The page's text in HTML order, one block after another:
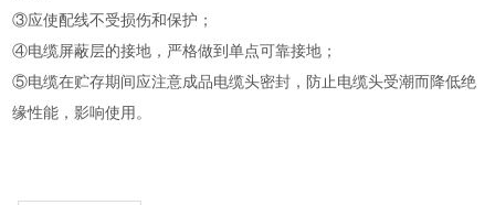
③应使配线不受损伤和保护；
④电缆屏蔽层的接地，严格做到单点可靠接地；
⑤电缆在贮存期间应注意成品电缆头密封，防止电缆头受潮而降低绝
缘性能，影响使用。